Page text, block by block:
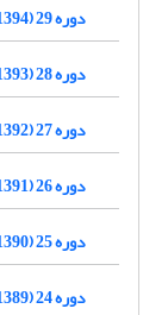
دوره 29 (1394)
دوره 28 (1393)
دوره 27 (1392)
دوره 26 (1391)
دوره 25 (1390)
دوره 24 (1389)